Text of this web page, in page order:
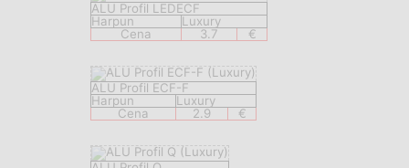
ALU Profil LEDECF
Harpun
Luxury
Cena
3.7 €
ALU Profil ECF-F
Harpun
Luxury
Cena
2.9 €